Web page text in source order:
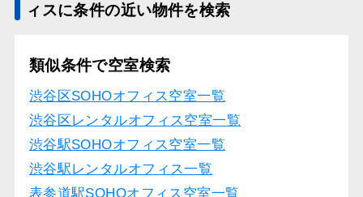
ィスに条件の近い物件を検索
類似条件で空室検索
渋谷区SOHOオフィス空室一覧
渋谷区レンタルオフィス空室一覧
渋谷駅SOHOオフィス空室一覧
渋谷駅レンタルオフィス一覧
表参道駅SOHOオフィス空室一覧